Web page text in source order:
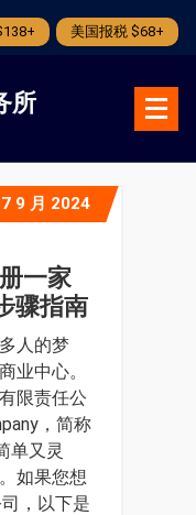
美国报税 $68+
所
7 9 月 2024
一家
骤指南
人的梦
业中心。
限责任公
，简称
单又灵
如果您想
，以下是